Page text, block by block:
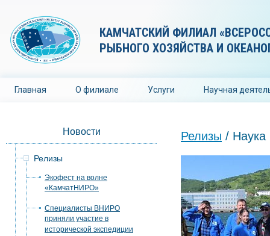
КАМЧАТСКИЙ ФИЛИАЛ
РЫБНОГО ХОЗЯЙСТВА И
Главная О филиале Услуги Научная
Новости
Релизы
Экофест на волне
«КамчатНИРО»
Специалисты ВНИРО
приняли участие в
исторической экспедиции
Релизы / Наука